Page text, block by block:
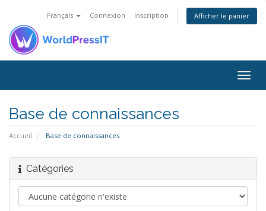
Français Connexion Inscription Afficher le panier
Base de connaissances
Accueil Base de connaissances
Catégories